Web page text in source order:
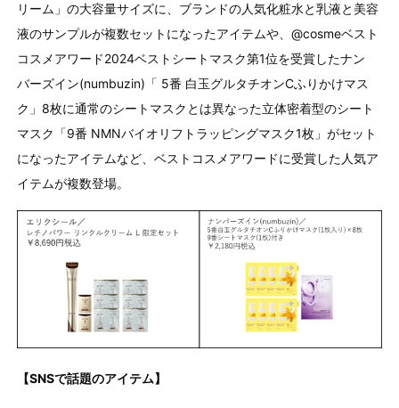
リーム」の大容量サイズに、ブランドの人気化粧水と乳液と美容
液のサンプルが複数セットになったアイテムや、@cosmeベスト
コスメアワード2024ベストシートマスク第1位を受賞したナン
バーズイン(numbuzin)「 5番 白玉グルタチオンCふりかけマス
ク」8枚に通常のシートマスクとは異なった立体密着型のシート
マスク「9番 NMNバイオリフトラッピングマスク1枚」がセット
になったアイテムなど、ベストコスメアワードに受賞した人気ア
イテムが複数登場。
【SNSで話題のアイテム】